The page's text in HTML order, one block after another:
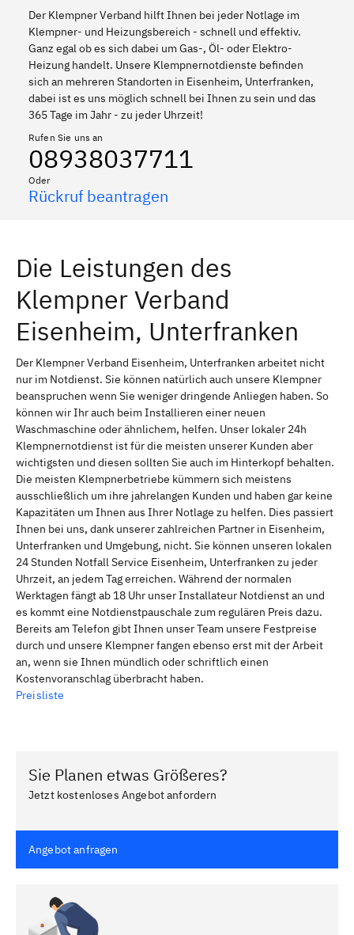
Der Klempner Verband hilft Ihnen bei jeder Notlage im
Klempner- und Heizungsbereich - schnell und effektiv.
Ganz egal ob es sich dabei um Gas-, Öl- oder Elektro-
Heizung handelt. Unsere Klempnernotdienste befinden
sich an mehreren Standorten in Eisenheim, Unterfranken,
dabei ist es uns möglich schnell bei Ihnen zu sein und das
365 Tage im Jahr - zu jeder Uhrzeit!
Rufen Sie uns an
08938037711
Oder
Rückruf beantragen
Die Leistungen des
Klempner Verband
Eisenheim, Unterfranken
Der Klempner Verband Eisenheim, Unterfranken arbeitet nicht
nur im Notdienst. Sie können natürlich auch unsere Klempner
beanspruchen wenn Sie weniger dringende Anliegen haben. So
können wir Ihr auch beim Installieren einer neuen
Waschmaschine oder ähnlichem, helfen. Unser lokaler 24h
Klempnernotdienst ist für die meisten unserer Kunden aber
wichtigsten und diesen sollten Sie auch im Hinterkopf behalten.
Die meisten Klempnerbetriebe kümmern sich meistens
ausschließlich um ihre jahrelangen Kunden und haben gar keine
Kapazitäten um Ihnen aus Ihrer Notlage zu helfen. Dies passiert
Ihnen bei uns, dank unserer zahlreichen Partner in Eisenheim,
Unterfranken und Umgebung, nicht. Sie können unseren lokalen
24 Stunden Notfall Service Eisenheim, Unterfranken zu jeder
Uhrzeit, an jedem Tag erreichen. Während der normalen
Werktagen fängt ab 18 Uhr unser Installateur Notdienst an und
es kommt eine Notdienstpauschale zum regulären Preis dazu.
Bereits am Telefon gibt Ihnen unser Team unsere Festpreise
durch und unsere Klempner fangen ebenso erst mit der Arbeit
an, wenn sie Ihnen mündlich oder schriftlich einen
Kostenvoranschlag überbracht haben.
Preisliste
Sie Planen etwas Größeres?
Jetzt kostenloses Angebot anfordern
Angebot anfragen